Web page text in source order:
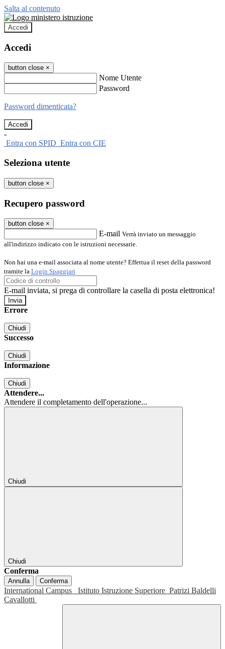
Salta al contenuto
Accedi
Accedi
button close ×
Nome Utente
Password
Password dimenticata?
-
Entra con SPID Entra con CIE
Seleziona utente
button close ×
Recupero password
button close ×
E-mail Verrà inviato un messaggio
all'indirizzo indicato con le istruzioni necessarie.
Non hai una e-mail associata al nome utente? Effettua il reset della password
tramite la Login Spaggiari
E-mail inviata, si prega di controllare la casella di posta elettronica!
Errore
Chiudi
Successo
Chiudi
Informazione
Chiudi
Attendere...
Attendere il completamento dell'operazione...
Chiudi
Chiudi
Conferma
Annulla Conferma
International Campus Istituto Istruzione Superiore Patrizi Baldelli
Cavallotti